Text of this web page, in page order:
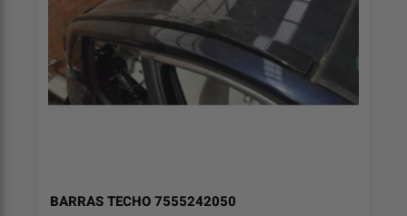
BARRAS TECHO 7555242050